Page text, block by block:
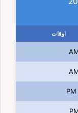
اوقات